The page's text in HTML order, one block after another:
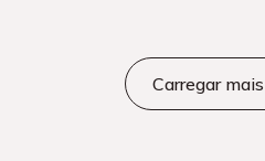
Carregar mais